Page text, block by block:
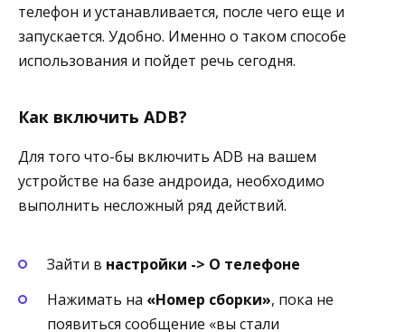
телефон и устанавливается, после чего еще и
запускается. Удобно. Именно о таком способе
использования и пойдет речь сегодня.
Как включить ADB?
Для того что-бы включить ADB на вашем
устройстве на базе андроида, необходимо
выполнить несложный ряд действий.
Зайти в настройки -> О телефоне
Нажимать на «Номер сборки», пока не
появиться сообщение «вы стали